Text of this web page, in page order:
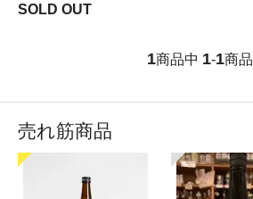
SOLD OUT
1商品中 1-1商品
売れ筋商品